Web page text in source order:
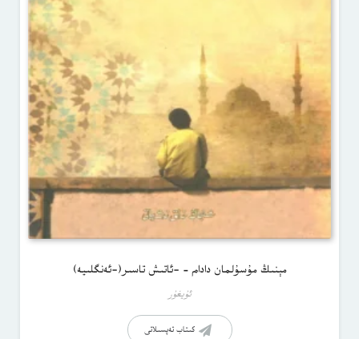
مېنىڭ مۇسۇلمان دادام – -ئاتىش تاسىر(-ئەنگلىيە)
ئۇيغۇر
كىتاب تەپسىلاتى